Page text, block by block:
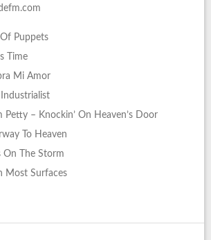
Puppets
Time
Mi Amor
Petty – Knockin’ On Heaven’s Door
To Heaven
On The Storm
Most Surfaces